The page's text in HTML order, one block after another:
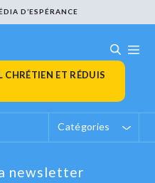
D’ESPÉRANCE
ET RÉDUIS
Catégories
newsletter